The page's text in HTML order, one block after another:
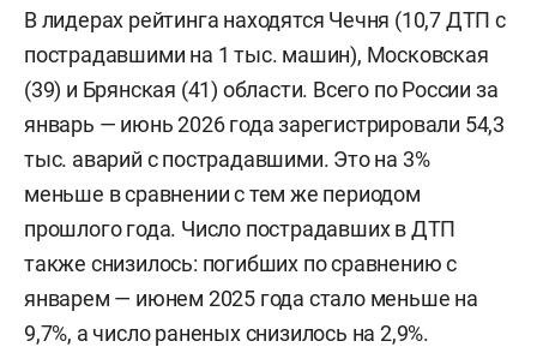
В лидерах рейтинга находятся Чечня (10,7 ДТП с
пострадавшими на 1 тыс. машин), Московская
(39) и Брянская (41) области. Всего по России за
январь — июнь 2026 года зарегистрировали 54,3
тыс. аварий с пострадавшими. Это на 3%
меньше в сравнении с тем же периодом
прошлого года. Число пострадавших в ДТП
также снизилось: погибших по сравнению с
январем — июнем 2025 года стало меньше на
9,7%, а число раненых снизилось на 2,9%.